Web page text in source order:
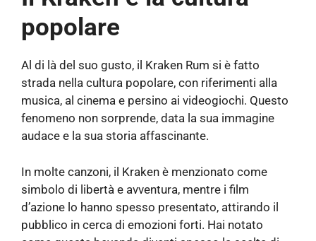
popolare
Al di là del suo gusto, il Kraken Rum si è fatto
strada nella cultura popolare, con riferimenti alla
musica, al cinema e persino ai videogiochi. Questo
fenomeno non sorprende, data la sua immagine
audace e la sua storia affascinante.
In molte canzoni, il Kraken è menzionato come
simbolo di libertà e avventura, mentre i film
d’azione lo hanno spesso presentato, attirando il
pubblico in cerca di emozioni forti. Hai notato